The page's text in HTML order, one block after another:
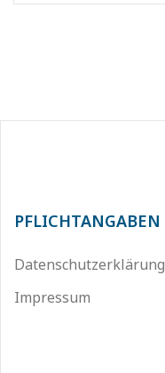
PFLICHTANGABEN
Datenschutzerklärung
Impressum